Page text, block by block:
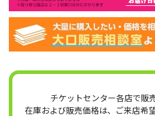
チケットセンター各店で販
在庫および販売価格は、ご来店希